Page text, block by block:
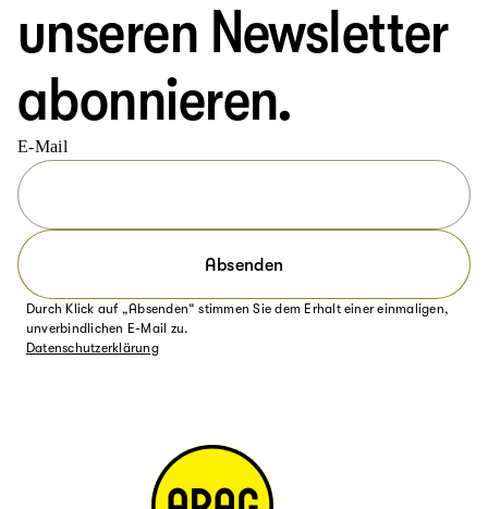
unseren Newsletter
abonnieren.
E-Mail
Absenden
Durch Klick auf „Absenden“ stimmen Sie dem Erhalt einer einmaligen,
unverbindlichen E-Mail zu.
Datenschutzerklärung